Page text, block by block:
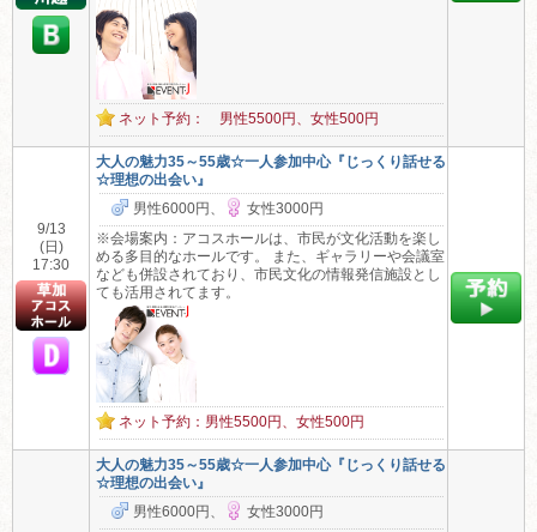
ネット予約： 男性5500円、女性500円
9/13
(日)
17:30
大人の魅力35～55歳☆一人参加中心『じっくり話せる
☆理想の出会い』
男性6000円、
女性3000円
※会場案内：アコスホールは、市民が文化活動を楽し
める多目的なホールです。 また、ギャラリーや会議室
なども併設されており、市民文化の情報発信施設とし
ても活用されてます。
ネット予約：男性5500円、女性500円
大人の魅力35～55歳☆一人参加中心『じっくり話せる
☆理想の出会い』
男性6000円、
女性3000円